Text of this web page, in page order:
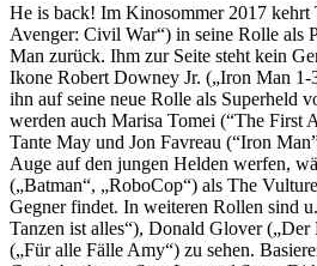
He is back! Im Kinosommer 2017
Avenger: Civil War“) in seine Rolle als
Man zurück. Ihm zur Seite steht kein
Ikone Robert Downey Jr. („Iron Man 1-
ihn auf seine neue Rolle als Superheld
werden auch Marisa Tomei (“The First
Tante May und Jon Favreau (“Iron
Auge auf den jungen Helden werfen,
(„Batman“, „RoboCop“) als The
Gegner findet. In weiteren Rollen sind
Tanzen ist alles“), Donald Glover
(„Für alle Fälle Amy“) zu sehen.